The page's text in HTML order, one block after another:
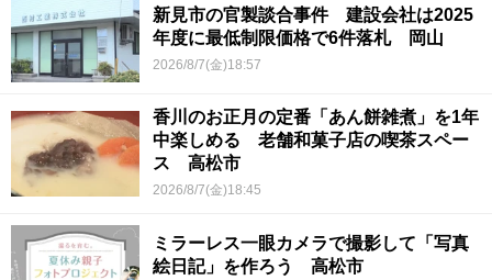
新見市の官製談合事件 建設会社は2025
年度に最低制限価格で6件落札 岡山
2026/8/7(金)18:57
香川のお正月の定番「あん餅雑煮」を1年
中楽しめる 老舗和菓子店の喫茶スペー
ス 高松市
2026/8/7(金)18:45
ミラーレス一眼カメラで撮影して「写真
絵日記」を作ろう 高松市